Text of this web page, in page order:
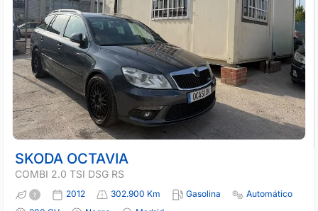
SKODA OCTAVIA
COMBI 2.0 TSI DSG RS
2012 302.900 Km Gasolina
Automático